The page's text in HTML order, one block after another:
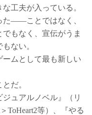
工夫が入っている。
た――ことではなく、
もなく、宣伝がうま
ない。
ームとして最も新しい
とだ。
ュアルノベル』（リ
ToHeart2等）、『やる